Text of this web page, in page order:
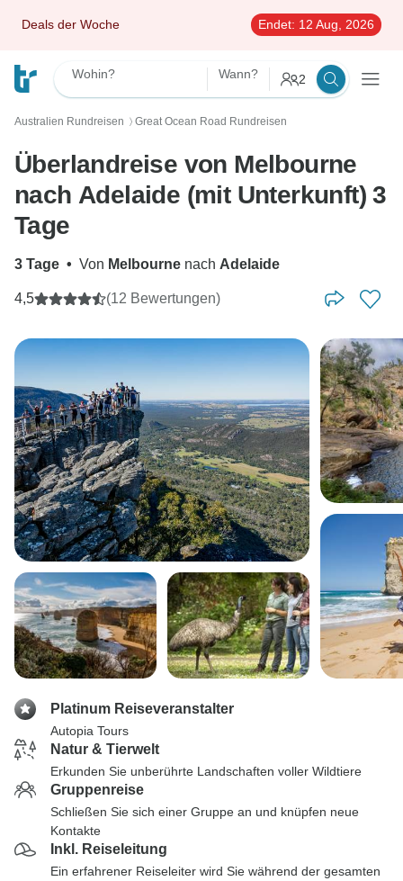
Deals der Woche Endet: 12 Aug, 2026
Wohin? Wann? 2
Australien Rundreisen 〉 Great Ocean Road Rundreisen
Überlandreise von Melbourne
nach Adelaide (mit Unterkunft) 3
Tage
3 Tage • Von Melbourne nach Adelaide
4,5 (12 Bewertungen)
Platinum Reiseveranstalter
Autopia Tours
Natur & Tierwelt
Erkunden Sie unberührte Landschaften voller Wildtiere
Gruppenreise
Schließen Sie sich einer Gruppe an und knüpfen neue
Kontakte
Inkl. Reiseleitung
Ein erfahrener Reiseleiter wird Sie während der gesamten